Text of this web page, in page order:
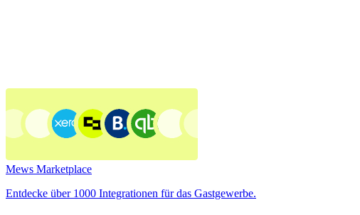
Mews Marketplace
Entdecke über 1000 Integrationen für das Gastgewerbe.